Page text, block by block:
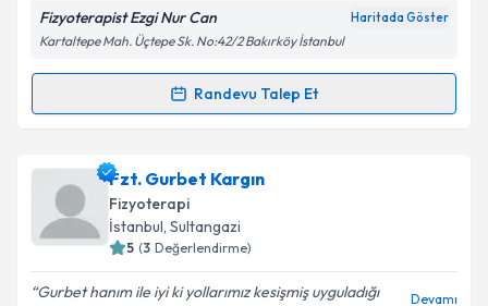
Fizyoterapist Ezgi Nur Can Haritada Göster
Kartaltepe Mah. Üçtepe Sk. No:42/2 Bakırköy İstanbul
Randevu Talep Et
Randevu Takvimi Talebi
Fzt. Ezgi Nur Caniçin randevu takvimi talebi
oluşturun. Size bu uzmandan randevu almanız için bir
takvim hazırlandığında e-posta ile bilgilendireceğiz.
Fzt. Gurbet Kargın
Fizyoterapi
İstanbul, Sultangazi
5 (3 Değerlendirme)
Gurbet hanım ile iyi ki yollarımız kesişmiş uyguladığı
Devamı